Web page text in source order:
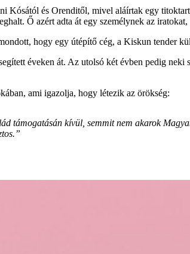
és Orenditől, mivel aláírtak egy
Ő azért adta át egy személynek az
hogy egy útépítő cég, a Kiskun tender
éveken át. Az utolsó két évben pedig
ami igazolja, hogy létezik az örökség:
támogatásán kívül, semmit nem akarok